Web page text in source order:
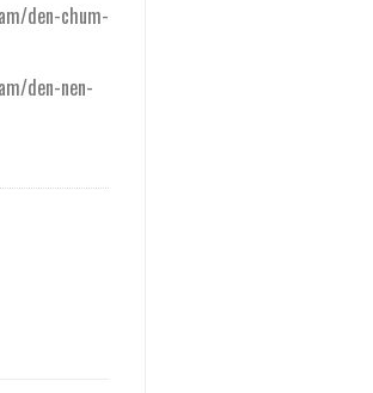
den-chum-
den-nen-